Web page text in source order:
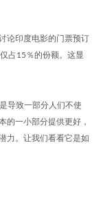
论印度电影的门票预订
占15％的份额。这显
导致一部分人们不使
的一小部分提供更好，
力。让我们看看它是如